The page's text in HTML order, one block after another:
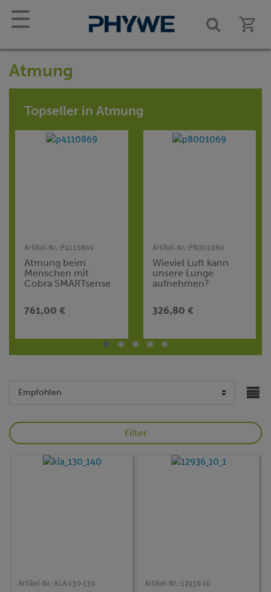
☰
Atmung
Topseller in Atmung
Artikel-Nr.: P4110869
Atmung beim
Menschen mit
Cobra SMARTsense
761,00 €
Artikel-Nr.: P8001069
Wieviel Luft kann
unsere Lunge
aufnehmen?
Cobra SMARTsense
326,80 €
Filter
Artikel-Nr.: KLA-130-139 Artikel-Nr.:12936-10